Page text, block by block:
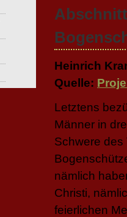
Heinrich
Quelle:
Letztens
Männer in
Schwere des
nämlich
Christi,
feierlichen